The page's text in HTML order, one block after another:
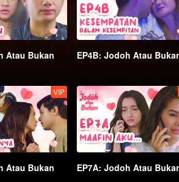
Atau Bukan EP4B: Jodoh Atau
VIP
Atau Bukan EP7A: Jodoh Atau